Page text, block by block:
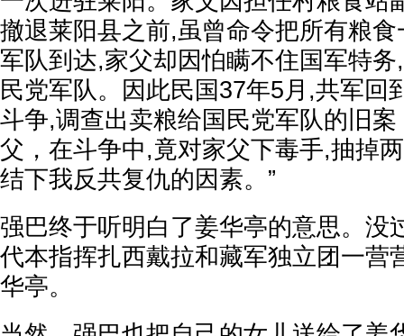
撤退莱阳县之前,虽曾命令把所有粮
军队到达,家父却因怕瞒不住国军特
民党军队。因此民国37年5月,共军回
斗争,调查出卖粮给国民党军队的旧
父，在斗争中,竟对家父下毒手,抽掉
结下我反共复仇的因素。”
强巴终于听明白了姜华亭的意思。没
代本指挥扎西戴拉和藏军独立团一营
华亭。